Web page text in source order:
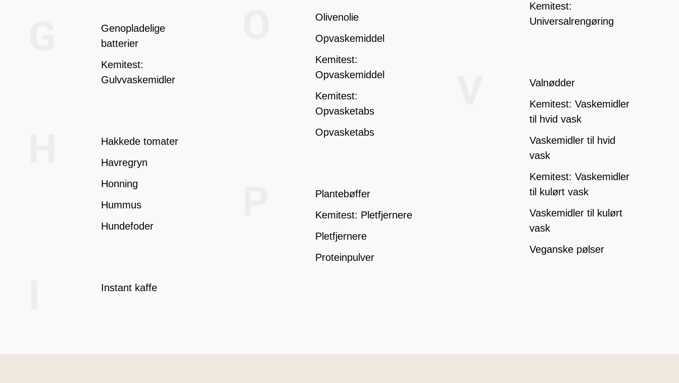
Genopladelige
batterier
Kemitest:
Gulvvaskemidler
Hakkede tomater
Havregryn
Honning
Hummus
Hundefoder
Instant kaffe
Olivenolie
Opvaskemiddel
Kemitest:
Opvaskemiddel
Kemitest:
Opvasketabs
Opvasketabs
Plantebøffer
Kemitest: Pletfjernere
Pletfjernere
Proteinpulver
Kemitest:
Universalrengøring
Valnødder
Kemitest: Vaskemidler
til hvid vask
Vaskemidler til hvid
vask
Kemitest: Vaskemidler
til kulørt vask
Vaskemidler til kulørt
vask
Veganske pølser